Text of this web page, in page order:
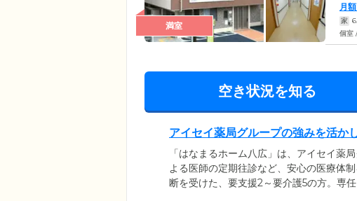
満室
月額
家
個室
空き状況を知る
アイセイ薬局グループの強みを活か
「はなまるホーム八広」は、アイセイ薬
よる医師の定期往診など、安心の医療体
断を受けた、要支援2～要介護5の方。専